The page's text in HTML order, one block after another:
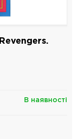
В наявності